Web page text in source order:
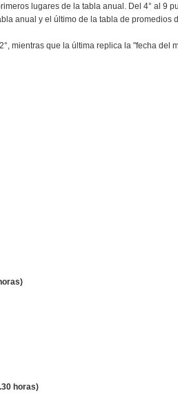
lugares de la tabla anual. Del 4° al 9
anual y el último de la tabla de promedios
mientras que la última replica la "fecha del
horas)